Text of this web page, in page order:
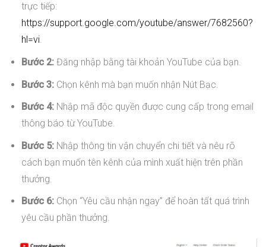
trực tiếp:
https://support.google.com/youtube/answer/7682560?
hl=vi.
Bước 2:Đăng nhập bằng tài khoản YouTube của bạn.
Bước 3:Chọn kênh mà bạn muốn nhận Nút Bạc.
Bước 4:Nhập mã độc quyền được cung cấp trong email
thông báo từ YouTube.
Bước 5:Nhập thông tin vận chuyển chi tiết và nêu rõ
cách bạn muốn tên kênh của mình xuất hiện trên phần
thưởng.
Bước 6:Chọn “Yêu cầu nhận ngay” để hoàn tất quá trình
yêu cầu phần thưởng.